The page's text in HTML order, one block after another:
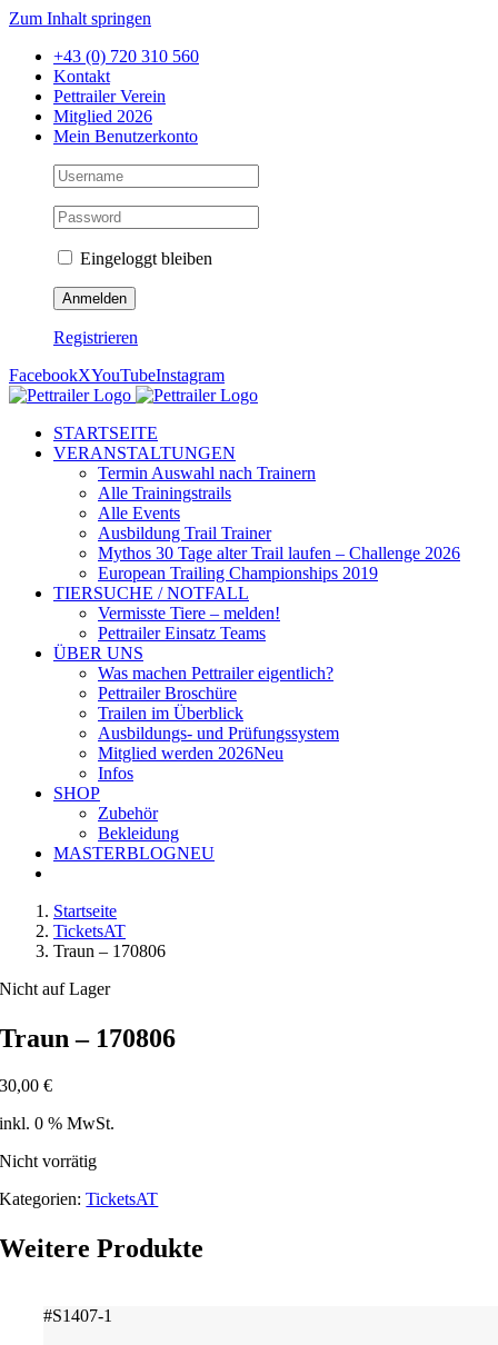
Zum Inhalt springen
+43 (0) 720 310 560
Kontakt
Pettrailer Verein
Mitglied 2026
Mein Benutzerkonto
Eingeloggt bleiben
Registrieren
FacebookXYouTubeInstagram
STARTSEITE
VERANSTALTUNGEN
Termin Auswahl nach Trainern
Alle Trainingstrails
Alle Events
Ausbildung Trail Trainer
Mythos 30 Tage alter Trail laufen – Challenge 2026
European Trailing Championships 2019
TIERSUCHE / NOTFALL
Vermisste Tiere – melden!
Pettrailer Einsatz Teams
ÜBER UNS
Was machen Pettrailer eigentlich?
Pettrailer Broschüre
Trailen im Überblick
Ausbildungs- und Prüfungssystem
Mitglied werden 2026Neu
Infos
SHOP
Zubehör
Bekleidung
MASTERBLOGNEU
Startseite
TicketsAT
Traun – 170806
Nicht auf Lager
Traun – 170806
30,00€
inkl. 0 % MwSt.
Nicht vorrätig
Kategorien:TicketsAT
Weitere Produkte
#S1407-1